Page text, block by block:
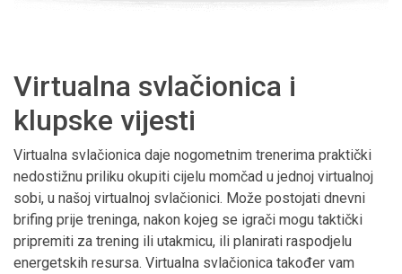
Virtualna svlačionica i
klupske vijesti
Virtualna svlačionica daje nogometnim trenerima praktički
nedostižnu priliku okupiti cijelu momčad u jednoj virtualnoj
sobi, u našoj virtualnoj svlačionici. Može postojati dnevni
brifing prije treninga, nakon kojeg se igrači mogu taktički
pripremiti za trening ili utakmicu, ili planirati raspodjelu
energetskih resursa. Virtualna svlačionica također vam